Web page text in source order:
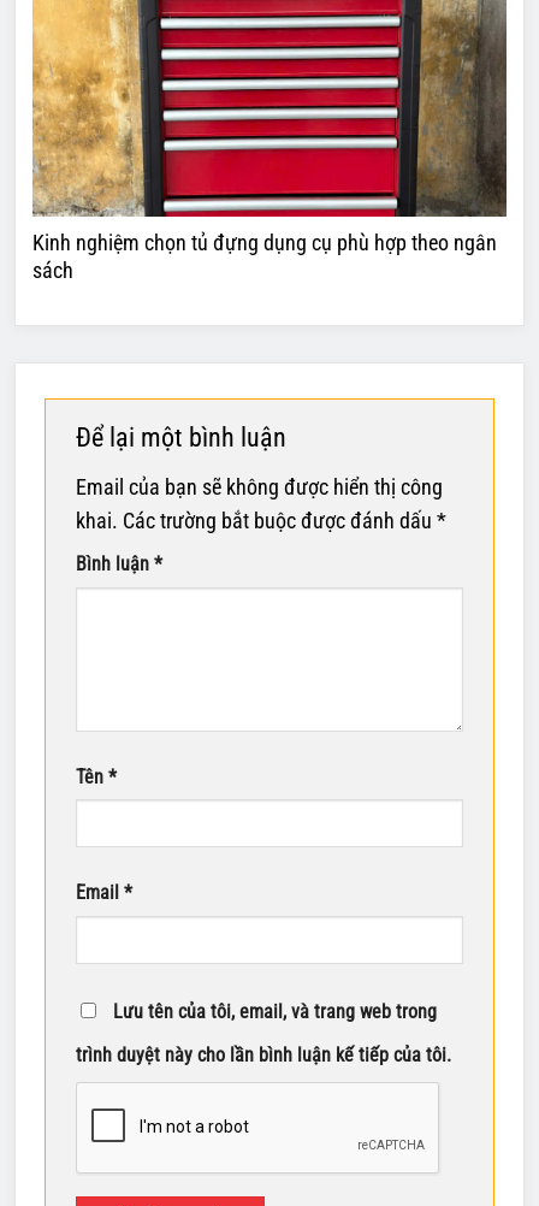
Kinh nghiệm chọn tủ đựng dụng cụ phù hợp theo ngân
sách
Để lại một bình luận
Email của bạn sẽ không được hiển thị công
khai. Các trường bắt buộc được đánh dấu *
Bình luận *
Tên *
Email *
Lưu tên của tôi, email, và trang web trong
trình duyệt này cho lần bình luận kế tiếp của tôi.